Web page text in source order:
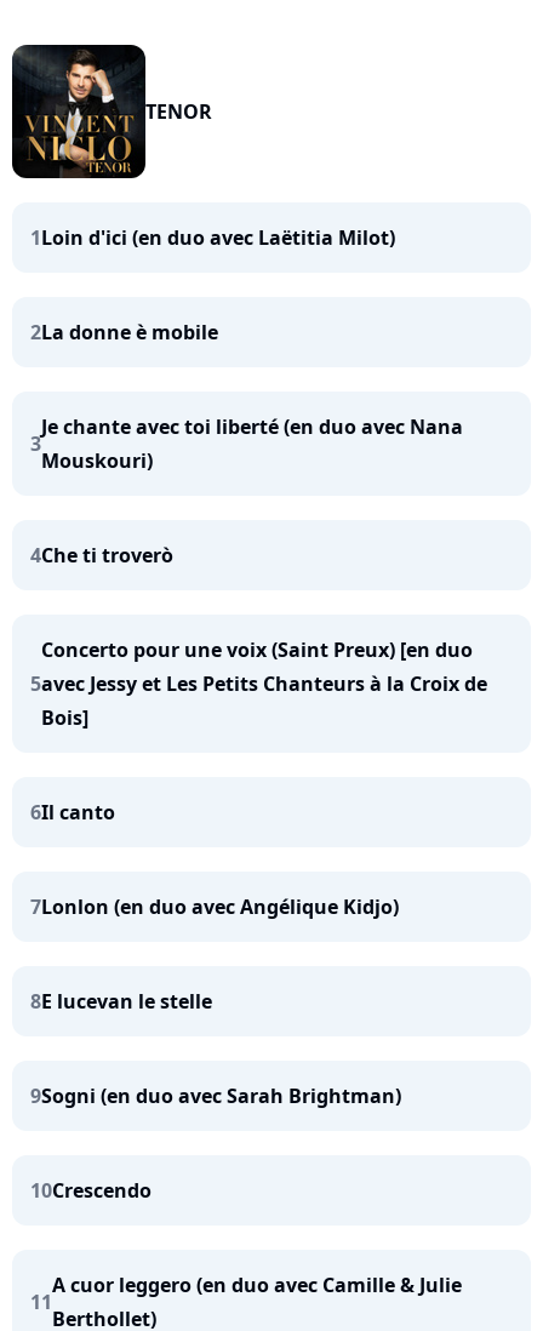
TENOR
1Loin d'ici (en duo avec Laëtitia Milot)
2La donne è mobile
3
Je chante avec toi liberté (en duo avec Nana
Mouskouri)
4Che ti troverò
5
Concerto pour une voix (Saint Preux) [en duo
avec Jessy et Les Petits Chanteurs à la Croix de
Bois]
6Il canto
7Lonlon (en duo avec Angélique Kidjo)
8E lucevan le stelle
9Sogni (en duo avec Sarah Brightman)
10Crescendo
11
A cuor leggero (en duo avec Camille & Julie
Berthollet)